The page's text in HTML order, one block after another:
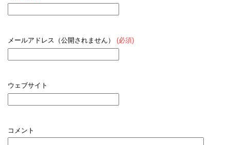
メールアドレス（公開されません） (必須)
ウェブサイト
コメント